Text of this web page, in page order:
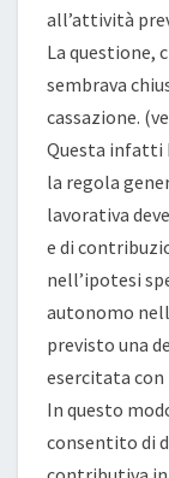
all’attività
La questione,
sembrava
cassazione.
Questa infatti
la regola
lavorativa
e di
nell’ipotesi
autonomo
previsto una
esercitata con
In questo
consentito di